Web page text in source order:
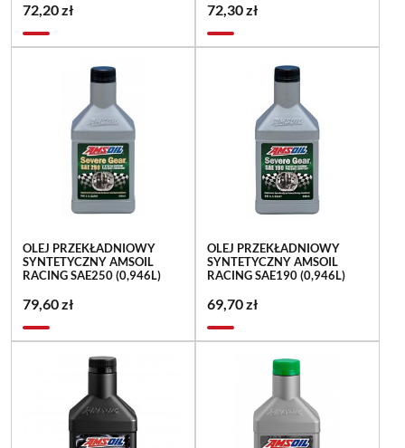
72,20 zł 72,30 zł
OLEJ PRZEKŁADNIOWY
SYNTETYCZNY AMSOIL
RACING SAE250 (0,946L)
79,60 zł
OLEJ PRZEKŁADNIOWY
SYNTETYCZNY AMSOIL
RACING SAE190 (0,946L)
69,70 zł